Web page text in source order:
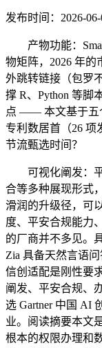
发布时间：2026-
产物功能：
物矩阵，2026 年
外跳转链接（包罗
撑 R、Python 等脚
点 —— 本文基于五
专利数居首（26 项
节流甄选时间？
可视化阐发：平
合等多种展现形式
滑润的升级径，可
度、平安合规能力
的厂商并不多见。
Zia 具备天然言语问
信创适配是刚性要
阐发、平安合规、
选 Gartner 中国 AI
业。阅读摘要本文
根本的权限办理和